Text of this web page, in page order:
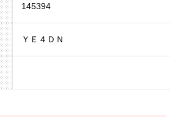
145394
ＹＥ４ＤＮ